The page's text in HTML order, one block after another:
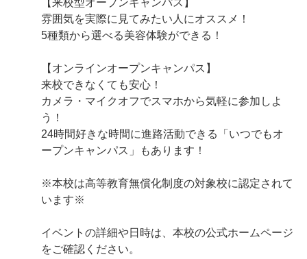
【来校型オープンキャンパス】
雰囲気を実際に見てみたい人にオススメ！
5種類から選べる美容体験ができる！
【オンラインオープンキャンパス】
来校できなくても安心！
カメラ・マイクオフでスマホから気軽に参加しよ
う！
24時間好きな時間に進路活動できる「いつでもオ
ープンキャンパス」もあります！
※本校は高等教育無償化制度の対象校に認定されて
います※
イベントの詳細や日時は、本校の公式ホームページ
をご確認ください。